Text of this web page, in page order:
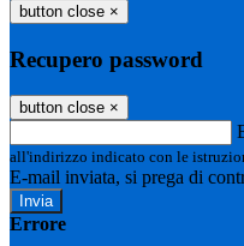
button close ×
Recupero password
button close ×
all'indirizzo indicato con le
E-mail inviata, si prega di
Errore